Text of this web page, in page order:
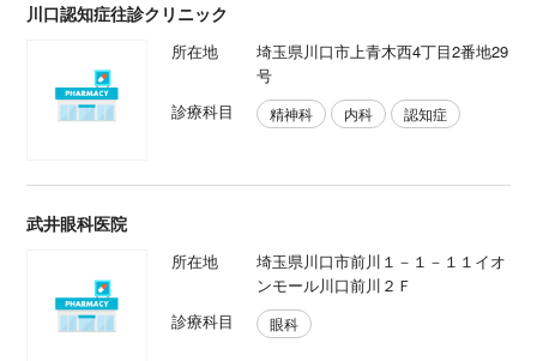
川口認知症往診クリニック
所在地
埼玉県川口市上青木西4丁目2番地29
号
診療科目
精神科 内科 認知症
武井眼科医院
所在地
埼玉県川口市前川１－１－１１イオ
ンモール川口前川２Ｆ
診療科目
眼科